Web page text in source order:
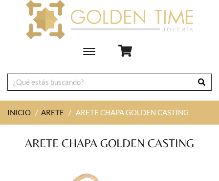
Toggle
navigation
INICIO / ARETE / ARETE CHAPA GOLDEN CASTING
ARETE CHAPA GOLDEN CASTING